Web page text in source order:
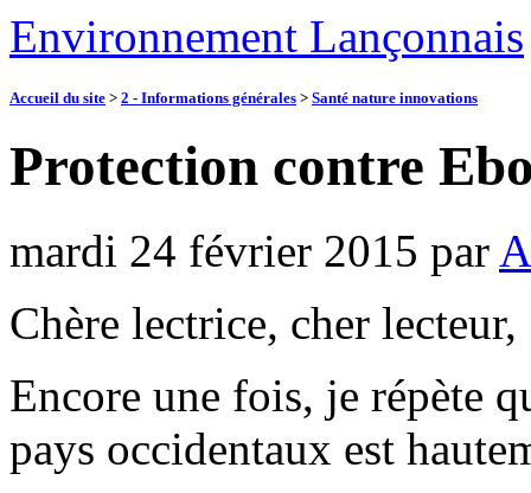
Environnement Lançonnais
Accueil du site > 2 - Informations générales > Santé nature innovations
Protection contre
mardi 24 février 2015 par
Chère lectrice, cher lecteur,
Encore une fois, je répète
pays occidentaux est